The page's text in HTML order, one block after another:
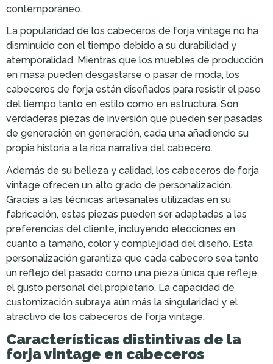
contemporáneo.
La popularidad de los cabeceros de forja vintage no ha
disminuido con el tiempo debido a su durabilidad y
atemporalidad. Mientras que los muebles de producción
en masa pueden desgastarse o pasar de moda, los
cabeceros de forja están diseñados para resistir el paso
del tiempo tanto en estilo como en estructura. Son
verdaderas piezas de inversión que pueden ser pasadas
de generación en generación, cada una añadiendo su
propia historia a la rica narrativa del cabecero.
Además de su belleza y calidad, los cabeceros de forja
vintage ofrecen un alto grado de personalización.
Gracias a las técnicas artesanales utilizadas en su
fabricación, estas piezas pueden ser adaptadas a las
preferencias del cliente, incluyendo elecciones en
cuanto a tamaño, color y complejidad del diseño. Esta
personalización garantiza que cada cabecero sea tanto
un reflejo del pasado como una pieza única que refleje
el gusto personal del propietario. La capacidad de
customización subraya aún más la singularidad y el
atractivo de los cabeceros de forja vintage.
Características distintivas de la
forja vintage en cabeceros